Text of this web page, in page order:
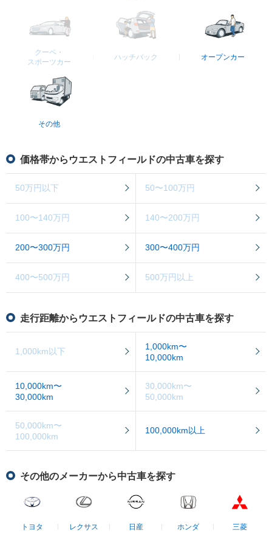
クーペ・
スポーツカー
ハッチバック オープンカー
その他
価格帯からウエストフィールドの中古車を探す
50万円以下 50〜100万円
100〜140万円 140〜200万円
200〜300万円 300〜400万円
400〜500万円 500万円以上
走行距離からウエストフィールドの中古車を探す
1,000km以下
1,000km〜
10,000km
10,000km〜
30,000km
30,000km〜
50,000km
50,000km〜
100,000km
100,000km以上
その他のメーカーから中古車を探す
トヨタ レクサス 日産 ホンダ 三菱